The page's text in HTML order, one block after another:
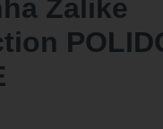
Zalike